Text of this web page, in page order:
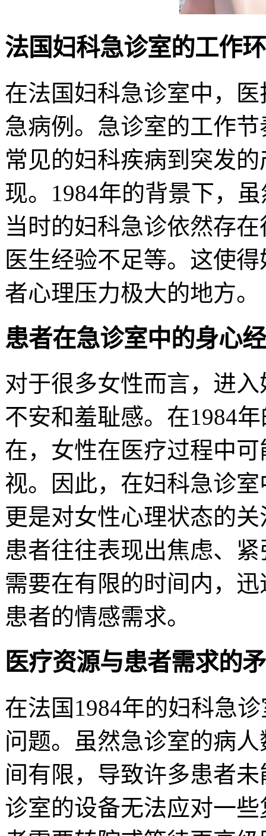
法国妇科急诊室的工作
在法国妇科急诊室中，
急病例。急诊室的工作
常见的妇科疾病到突发
现。1984年的背景下，
当时的妇科急诊依然存
医生经验不足等。这使
者心理压力极大的地方。
患者在急诊室中的身心
对于很多女性而言，进
不安和羞耻感。在1984
在，女性在医疗过程中
视。因此，在妇科急诊
更是对女性心理状态的
患者往往表现出焦虑、
需要在有限的时间内，
患者的情感需求。
医疗资源与患者需求的
在法国1984年的妇科急
问题。虽然急诊室的病
间有限，导致许多患者
诊室的设备无法应对一